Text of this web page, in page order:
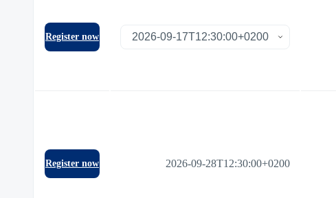
Register now
2026-09-28T12:30:00+0200
Register now